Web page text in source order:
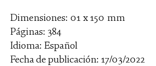
Dimensiones: 01 x 150 mm
Páginas: 384
Idioma: Español
Fecha de publicación: 17/03/2022